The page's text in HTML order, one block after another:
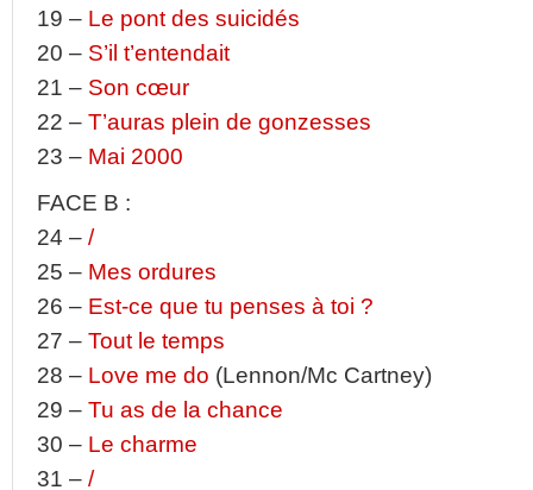
19 – Le pont des suicidés
20 – S’il t’entendait
21 – Son cœur
22 – T’auras plein de gonzesses
23 – Mai 2000
FACE B :
24 – /
25 – Mes ordures
26 – Est-ce que tu penses à toi ?
27 – Tout le temps
28 – Love me do (Lennon/Mc Cartney)
29 – Tu as de la chance
30 – Le charme
31 – /